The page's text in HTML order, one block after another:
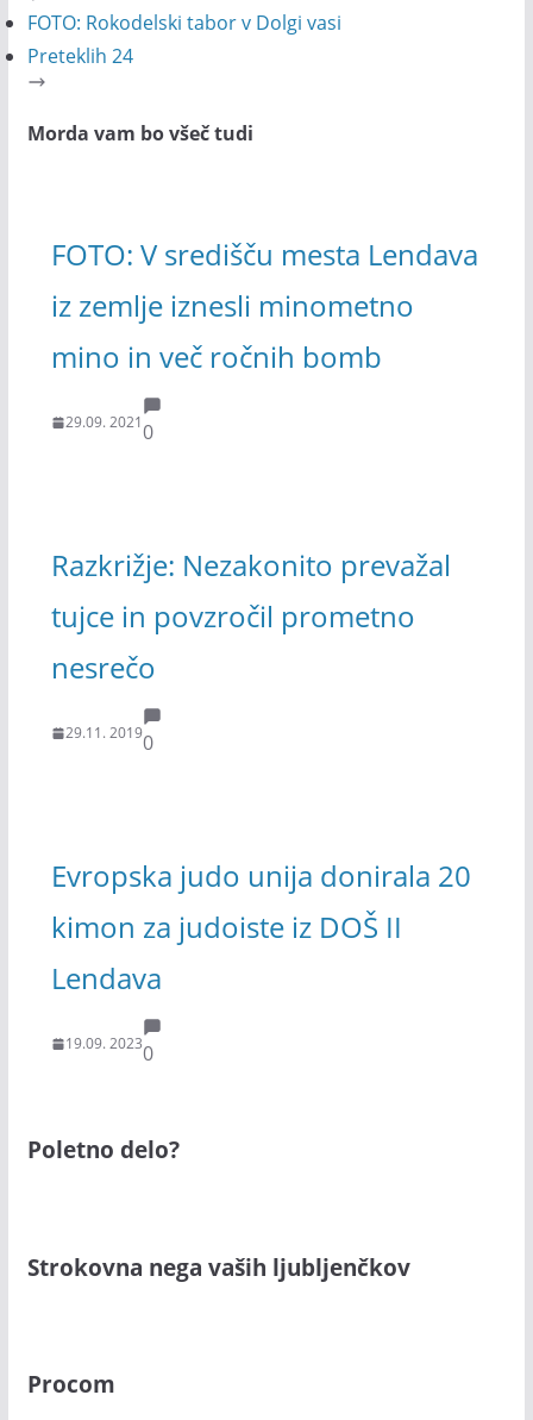
FOTO: Rokodelski tabor v Dolgi vasi
Preteklih 24
Morda vam bo všeč tudi
FOTO: V središču mesta Lendava
iz zemlje iznesli minometno
mino in več ročnih bomb
29.09. 20210
Razkrižje: Nezakonito prevažal
tujce in povzročil prometno
nesrečo
29.11. 20190
Evropska judo unija donirala 20
kimon za judoiste iz DOŠ II
Lendava
19.09. 20230
Poletno delo?
Strokovna nega vaših ljubljenčkov
Procom